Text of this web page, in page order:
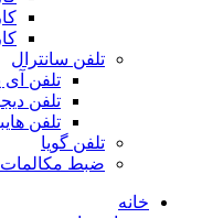
تلفن سانترال
تلفن آی
تلفن
تلفن
تلفن گویا
ضبط مکالمات
خانه